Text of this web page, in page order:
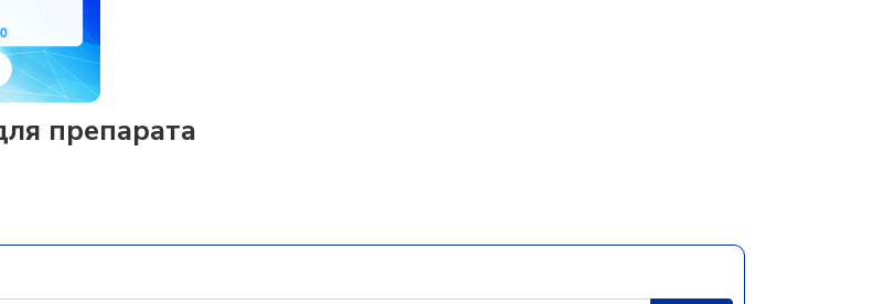
препарата